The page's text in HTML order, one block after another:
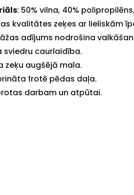
: 50% vilna, 40%
kvalitātes zeķes ar lieliskām
adījums nodrošina
sviedru caurlaidība.
zeķu augšējā mala.
frotē pēdas daļa.
darbam un atpūtai.
+